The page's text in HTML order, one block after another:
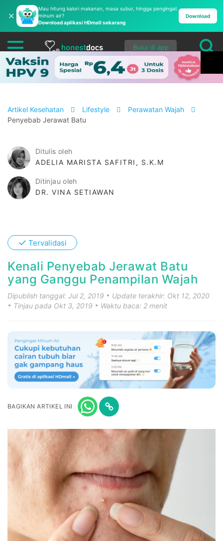
✕
Mau hitung kalori makanan, masa subur, hingga pengingat
minum air?
Download aplikasi HDmall sekarang
Download
Buka di app
Artikel Kesehatan Lifestyle
Perawatan Wajah
Penyebab Jerawat Batu
Ditulis oleh
ADELIA MARISTA SAFITRI, S.K.M
Ditinjau oleh
DR. VINA SETIAWAN
✓ Tervalidasi
Kenali Penyebab Jerawat Batu
yang Ganggu Penampilan Wajah
Dipublish tanggal: Jul 2, 2019
Update terakhir: Okt 12, 2020
Tinjau pada Okt 3, 2019
Waktu baca: 2 menit
BAGIKAN ARTIKEL INI